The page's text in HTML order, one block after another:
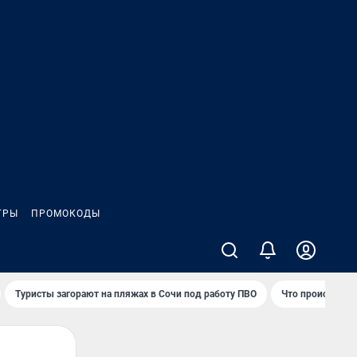
ПРОМОКОДЫ
Туристы загорают на пляжах в Сочи под работу ПВО Что происходит